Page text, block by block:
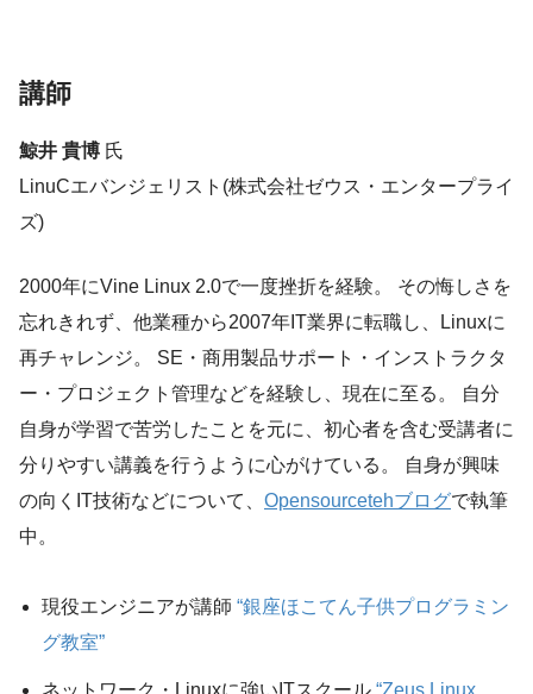
講師
鯨井 貴博 氏
LinuCエバンジェリスト(株式会社ゼウス・エンタープライ
ズ)
2000年にVine Linux 2.0で一度挫折を経験。 その悔しさを
忘れきれず、他業種から2007年IT業界に転職し、Linuxに
再チャレンジ。 SE・商用製品サポート・インストラクタ
ー・プロジェクト管理などを経験し、現在に至る。 自分
自身が学習で苦労したことを元に、初心者を含む受講者に
分りやすい講義を行うように心がけている。 自身が興味
の向くIT技術などについて、 Opensourcetehブログで執筆
中。
現役エンジニアが講師“銀座ほこてん子供プログラミン
グ教室”
ネットワーク・Linuxに強いITスクール“Zeus Linux